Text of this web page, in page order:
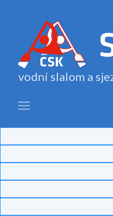
vodní slalom a